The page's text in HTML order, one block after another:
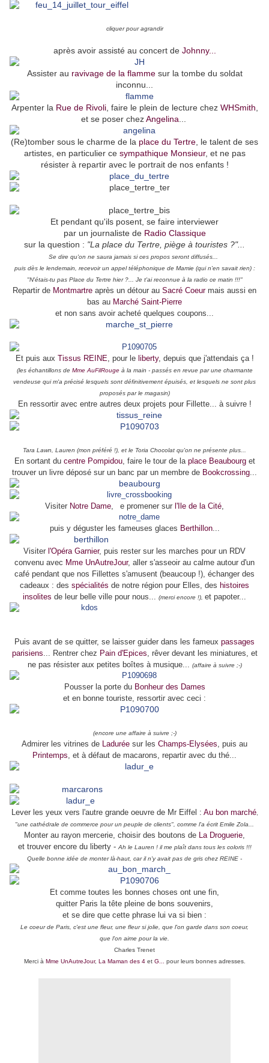
cliquer pour agrandir
après avoir assisté au concert de Johnny...
Assister au ravivage de la flamme sur la tombe du soldat
inconnu...
Arpenter la Rue de Rivoli, faire le plein de lecture chez WHSmith
et se poser chezAngelina
(Re)tomber sous le charme de la place du Tertre , le talent de ses
artistes, en particulier ce sympathique Monsieur, et ne pas
résister à repartir avec le portrait de nos enfants !
Et pendant qu'ils posent, se faire interviewer
par un journaliste de Radio Classique
sur la question : "La place du Tertre, piège à touristes ?"...
Se dire qu'on ne saura jamais si ces propos seront diffusés...
puis dès le lendemain, recevoir un appel téléphonique de Mamie (qui n'en savait rien) :
"N'étais-tu pas Place du Tertre hier ?... Je t'ai reconnue à la radio ce matin !!!"
Repartir de Montmartre après un détour au Sacré Coeur mais aussi en
bas au Marché Saint-Pierre
et non sans avoir acheté quelques coupons...
Et puis aux Tissus REINE, pour le liberty, depuis que j'attendais ça !
(les échantillons de Mme AuFilRouge à la main - passés en revue par une charmante
vendeuse qui m'a précisé lesquels sont définitivement épuisés, et lesquels ne sont plus
proposés par le magasin)
En ressortir avec entre autres deux projets pour Fillette... à suivre !
Tara Lawn, Lauren (mon préféré !), et le Toria Chocolat qu'on ne présente plus...
En sortant du centre Pompidou, faire le tour de la place Beaubourg et
trouver un livre déposé sur un banc par un membre de Bookcrossing...
Visiter Notre Dame, e promener sur l'Ile de la Cité,
puis y déguster les fameuses glaces Berthillon...
Visiter l'Opéra Garnier, puis rester sur les marches pour un RDV
convenu avec Mme UnAutreJour, aller s'asseoir au calme autour d'un
café pendant que nos Fillettes s'amusent (beaucoup !), échanger des
cadeaux : des spécialités de notre région pour Elles, des histoires
insolites de leur belle ville pour nous... (merci encore !), et papoter...
Puis avant de se quitter, se laisser guider dans les fameux passages
parisiens... Rentrer chez Pain d'Epices, rêver devant les miniatures, et
ne pas résister aux petites boîtes à musique... (affaire à suivre ;-)
Pousser la porte du Bonheur des Dames
et en bonne touriste, ressortir avec ceci :
(encore une affaire à suivre ;-)
Admirer les vitrines de Ladurée sur les Champs-Elysées, puis au
Printemps, et à défaut de macarons, repartir avec du thé...
Lever les yeux vers l'autre grande oeuvre de Mr Eiffel : Au bon marché,
"une cathédrale de commerce pour un peuple de clients", comme l'a écrit Emile Zola...
Monter au rayon mercerie, choisir des boutons de La Droguerie,
et trouver encore du liberty -Ah le Lauren ! il me plaît dans tous les coloris !!!
Quelle bonne idée de monter là-haut, car il n'y avait pas de gris chez REINE -
Et comme toutes les bonnes choses ont une fin,
quitter Paris la tête pleine de bons souvenirs,
et se dire que cette phrase lui va si bien :
Le coeur de Paris, c'est une fleur, une fleur si jolie, que l'on garde dans son coeur,
que l'on aime pour la vie.
Charles Trenet
Merci à Mme UnAutreJour, La Maman des 4 et G... pour leurs bonnes adresses.